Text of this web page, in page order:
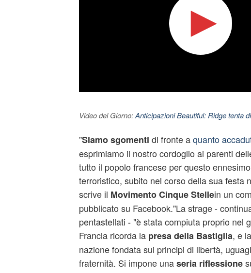
Video del Giorno:Anticipazioni Beautiful: Ridge tenta
"Siamo sgomenti di fronte aquanto
esprimiamo il nostro cordoglio ai parenti
tutto il popolo francese per questo
terroristico, subito nel corso della sua festa
scrive il Movimento Cinque Stellein un
pubblicato su Facebook."La strage -
pentastellati - "è stata compiuta proprio nel
Francia ricorda la presa della Bastiglia, e
nazione fondata sui principi di libertà,
fraternità. Si impone unaseria riflessione